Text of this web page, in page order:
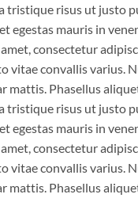
tristique risus ut justo
egestas mauris in
consectetur
vitae convallis varius.
mattis. Phasellus
tristique risus ut justo
egestas mauris in
consectetur
vitae convallis varius.
mattis. Phasellus